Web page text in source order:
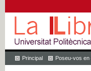
Principal Poseu-vos en